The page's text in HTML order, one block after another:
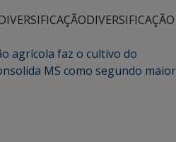
DIVERSIFICAÇÃO
agrícola faz o cultivo do
MS como segundo maior